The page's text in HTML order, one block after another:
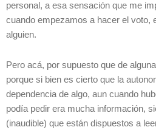
personal, a esa sensación que me
cuando empezamos a hacer el voto,
alguien.
Pero acá, por supuesto que de
porque si bien es cierto que la
dependencia de algo, aun cuando
podía pedir era mucha información,
(inaudible) que están dispuestos a